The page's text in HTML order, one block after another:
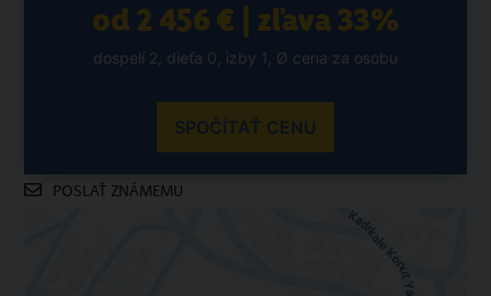
od 2 456 € | zľava 33%
dospelí 2, dieťa 0, izby 1, Ø cena za osobu
SPOČÍTAŤ CENU
POSLAŤ ZNÁMEMU